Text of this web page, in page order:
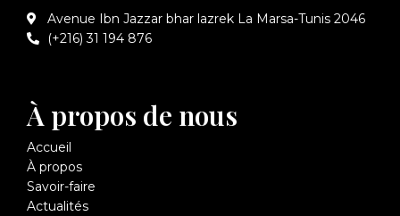
Avenue Ibn Jazzar bhar lazrek La Marsa-Tunis 2046
(+216) 31 194 876
À propos de nous
Accueil
À propos
Savoir-faire
Actualités